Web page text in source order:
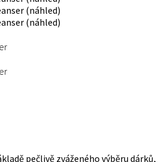
pečlivě zváženého výběru dárků,